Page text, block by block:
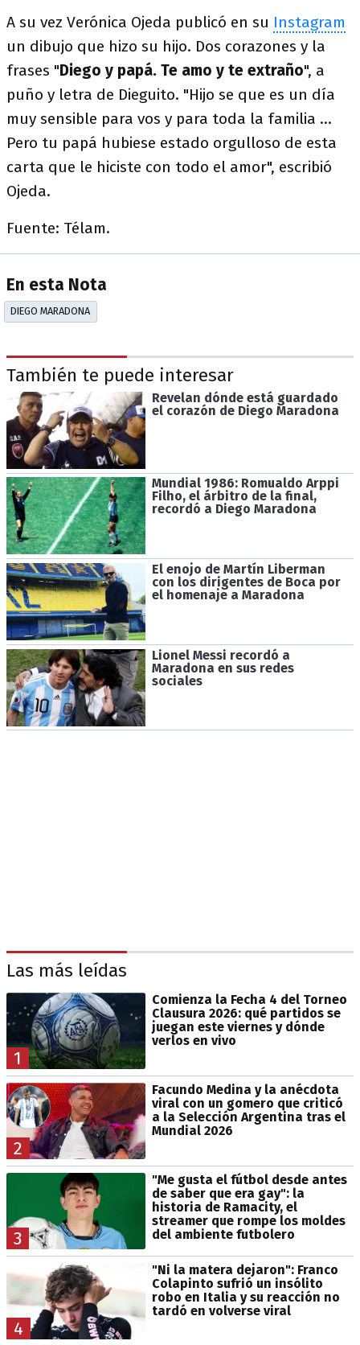
A su vez Verónica Ojeda publicó en su Instagram
un dibujo que hizo su hijo. Dos corazones y la
frases "Diego y papá. Te amo y te extraño", a
puño y letra de Dieguito. "Hijo se que es un día
muy sensible para vos y para toda la familia …
Pero tu papá hubiese estado orgulloso de esta
carta que le hiciste con todo el amor", escribió
Ojeda.
Fuente: Télam.
En esta Nota
DIEGO MARADONA
También te puede interesar
Revelan dónde está guardado
el corazón de Diego Maradona
Mundial 1986: Romualdo Arppi
Filho, el árbitro de la final,
recordó a Diego Maradona
El enojo de Martín Liberman
con los dirigentes de Boca por
el homenaje a Maradona
Lionel Messi recordó a
Maradona en sus redes
sociales
Las más leídas
1
Comienza la Fecha 4 del Torneo
Clausura 2026: qué partidos se
juegan este viernes y dónde
verlos en vivo
2
Facundo Medina y la anécdota
viral con un gomero que criticó
a la Selección Argentina tras el
Mundial 2026
3
"Me gusta el fútbol desde antes
de saber que era gay": la
historia de Ramacity, el
streamer que rompe los moldes
del ambiente futbolero
4
"Ni la matera dejaron": Franco
Colapinto sufrió un insólito
robo en Italia y su reacción no
tardó en volverse viral